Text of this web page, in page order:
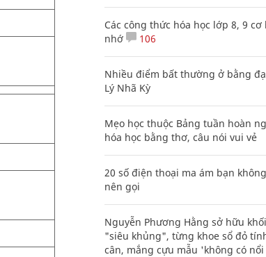
Các công thức hóa học lớp 8, 9 cơ
nhớ
106
Nhiều điểm bất thường ở bằng
Lý Nhã Kỳ
Mẹo học thuộc Bảng tuần hoàn
hóa học bằng thơ, câu nói vui vẻ
20 số điện thoại ma ám bạn
nên gọi
Nguyễn Phương Hằng sở hữu
"siêu khủng", từng khoe sổ đỏ
cân, mắng cựu mẫu 'không có